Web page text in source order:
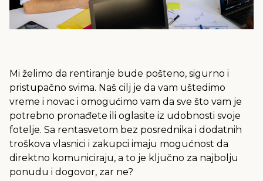
Mi želimo da rentiranje bude pošteno, sigurno i
pristupačno svima. Naš cilj je da vam uštedimo
vreme i novac i omogućimo vam da sve što vam je
potrebno pronađete ili oglasite iz udobnosti svoje
fotelje. Sa rentasvetom bez posrednika i dodatnih
troškova vlasnici i zakupci imaju mogućnost da
direktno komuniciraju, a to je ključno za najbolju
ponudu i dogovor, zar ne?